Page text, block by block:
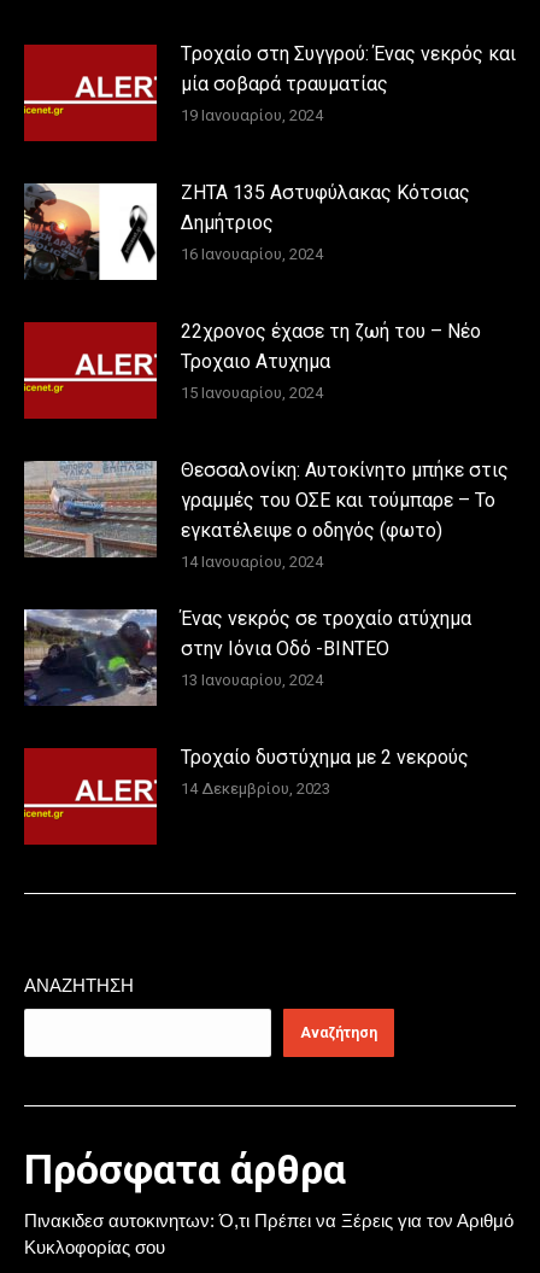
Tροχαίο στη Συγγρού: Ένας νεκρός και
μία σοβαρά τραυματίας
19 Ιανουαρίου, 2024
ΖΗΤΑ 135 Αστυφύλακας Κότσιας
Δημήτριος
16 Ιανουαρίου, 2024
22χρονος έχασε τη ζωή του – Νέο
Τροχαιο Ατυχημα
15 Ιανουαρίου, 2024
Θεσσαλονίκη: Αυτοκίνητο μπήκε στις
γραμμές του ΟΣΕ και τούμπαρε – Το
εγκατέλειψε ο οδηγός (φωτο)
14 Ιανουαρίου, 2024
Ένας νεκρός σε τροχαίο ατύχημα
στην Ιόνια Οδό -ΒΙΝΤΕΟ
13 Ιανουαρίου, 2024
Τροχαίο δυστύχημα με 2 νεκρούς
14 Δεκεμβρίου, 2023
ΑΝΑΖΉΤΗΣΗ
Αναζήτηση
Πρόσφατα άρθρα
Πινακιδεσ αυτοκινητων: Ό,τι Πρέπει να Ξέρεις για τον Αριθμό
Κυκλοφορίας σου